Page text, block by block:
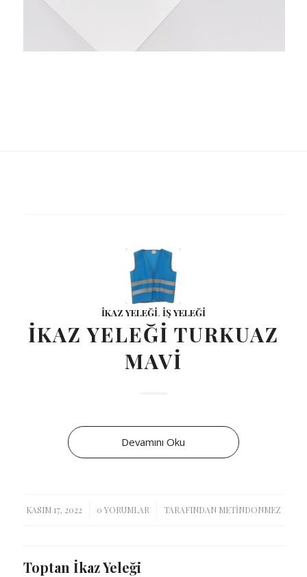
IKAZ YELEĞI, İŞ YELEĞI
IKAZ YELEĞI TURKUAZ
MAVI
Devamını Oku
KASIM 17, 2022
/ 0 YORUMLAR
/ TARAFINDAN METINDONMEZ
Toptan İkaz Yeleği